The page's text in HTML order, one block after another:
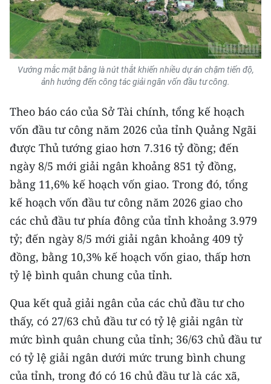
CHUYÊN ĐỀ
CÁC CHUYÊN TRANG
THỜI NAY
NHÂN DÂN CUỐI TUẦN
NHÂN DÂN HẰNG THÁNG
MUA BÁO
ĐỌC BÁO IN
ENGLISH
中文
FRANÇAIS
РУССКИЙ
Vướng mắc mặt bằng là nút thắt khiến nhiều dự án chậm tiến độ,
ảnh hưởng đến công tác giải ngân vốn đầu tư công.
Theo báo cáo của Sở Tài chính, tổng kế hoạch
vốn đầu tư công năm 2026 của tỉnh Quảng Ngãi
được Thủ tướng giao hơn 7.316 tỷ đồng; đến
ngày 8/5 mới giải ngân khoảng 851 tỷ đồng,
bằng 11,6% kế hoạch vốn giao. Trong đó, tổng
kế hoạch vốn đầu tư công năm 2026 giao cho
các chủ đầu tư phía đông của tỉnh khoảng 3.979
tỷ; đến ngày 8/5 mới giải ngân khoảng 409 tỷ
đồng, bằng 10,3% kế hoạch vốn giao, thấp hơn
tỷ lệ bình quân chung của tỉnh.
Qua kết quả giải ngân của các chủ đầu tư cho
thấy, có 27/63 chủ đầu tư có tỷ lệ giải ngân từ
mức bình quân chung của tỉnh; 36/63 chủ đầu tư
có tỷ lệ giải ngân dưới mức trung bình chung
của tỉnh, trong đó có 16 chủ đầu tư là các xã,